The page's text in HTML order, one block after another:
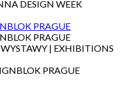
PRAGUE
PRAGUE
| EXHIBITIONS